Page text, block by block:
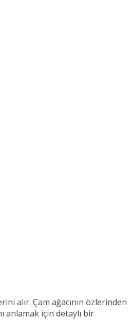
alır. Çam ağacının özlerinden
anlamak için detaylı bir